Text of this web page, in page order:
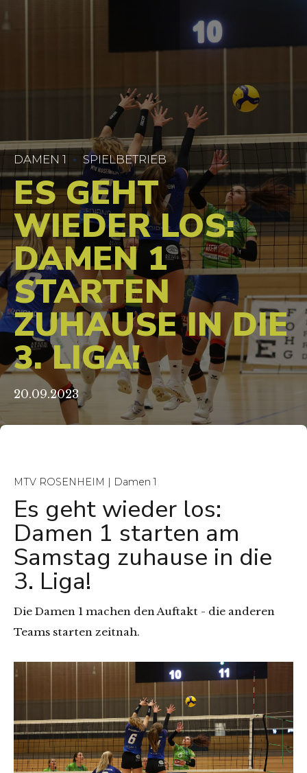
DAMEN 1 SPIELBETRIEB
ES GEHT
WIEDER LOS:
DAMEN 1
STARTEN
ZUHAUSE IN DIE
3. LIGA!
20.09.2023
MTV ROSENHEIM | Damen 1
Es geht wieder los:
Damen 1 starten am
Samstag zuhause in die
3. Liga!
Die Damen 1 machen den Auftakt - die anderen
Teams starten zeitnah.